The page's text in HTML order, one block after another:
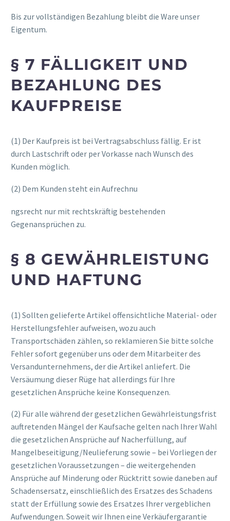
Bis zur vollständigen Bezahlung bleibt die Ware unser
Eigentum.
§ 7 FÄLLIGKEIT UND
BEZAHLUNG DES
KAUFPREISE
(1) Der Kaufpreis ist bei Vertragsabschluss fällig. Er ist
durch Lastschrift oder per Vorkasse nach Wunsch des
Kunden möglich.
(2) Dem Kunden steht ein Aufrechnu
osteopathe-nyon-cabinet-monney
ngsrecht nur mit rechtskräftig bestehenden
Gegenansprüchen zu.
§ 8 GEWÄHRLEISTUNG
UND HAFTUNG
(1) Sollten gelieferte Artikel offensichtliche Material- oder
Herstellungsfehler aufweisen, wozu auch
Transportschäden zählen, so reklamieren Sie bitte solche
Fehler sofort gegenüber uns oder dem Mitarbeiter des
Versandunternehmens, der die Artikel anliefert. Die
Versäumung dieser Rüge hat allerdings für Ihre
gesetzlichen Ansprüche keine Konsequenzen.
(2) Für alle während der gesetzlichen Gewährleistungsfrist
auftretenden Mängel der Kaufsache gelten nach Ihrer Wahl
die gesetzlichen Ansprüche auf Nacherfüllung, auf
Mangelbeseitigung/Neulieferung sowie – bei Vorliegen der
gesetzlichen Voraussetzungen – die weitergehenden
Ansprüche auf Minderung oder Rücktritt sowie daneben auf
Schadensersatz, einschließlich des Ersatzes des Schadens
statt der Erfüllung sowie des Ersatzes Ihrer vergeblichen
Aufwendungen. Soweit wir Ihnen eine Verkäufergarantie